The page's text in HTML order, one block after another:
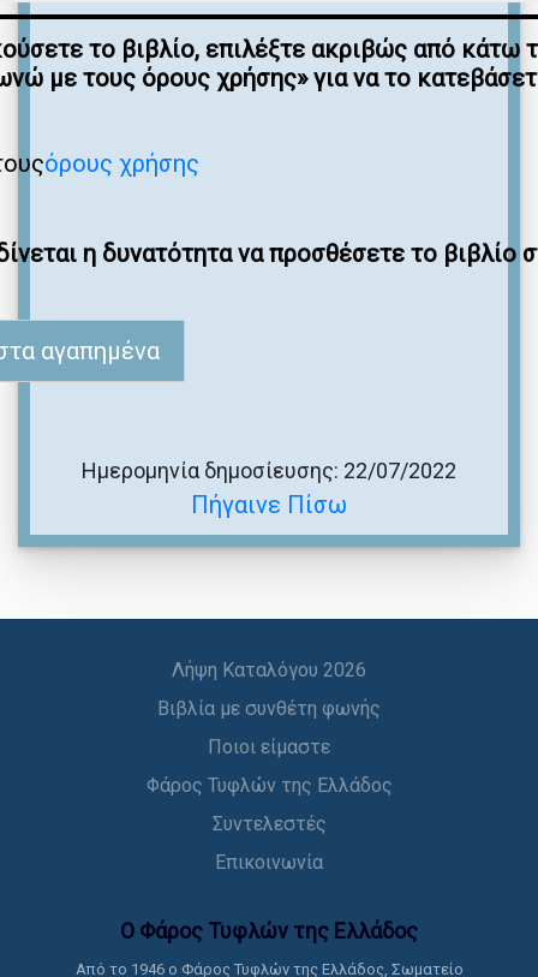
το βιβλίο, επιλέξτε ακριβώς από κάτω
με τους όρους χρήσης» για να το
όρους χρήσης
η δυνατότητα να προσθέσετε το βιβλίο
αγαπημένα
Πήγαινε Πίσω
Ημερομηνία δημοσίευσης: 22/07/2022
Λήψη Καταλόγου 2026
Βιβλία με συνθέτη φωνής
Ποιοι είμαστε
Φάρος Τυφλών της Ελλάδος
Συντελεστές
Επικοινωνία
Ο Φάρος Τυφλών της Ελλάδoς
Από το 1946 ο Φάρος Τυφλών της Ελλάδος, Σωματείο